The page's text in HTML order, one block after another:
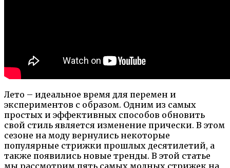
Лето – идеальное время для перемен и
экспериментов с образом. Одним из самых
простых и эффективных способов обновить
свой стиль является изменение прически. В этом
сезоне на моду вернулись некоторые
популярные стрижки прошлых десятилетий, а
также появились новые тренды. В этой статье
мы рассмотрим пять самых модных стрижек на